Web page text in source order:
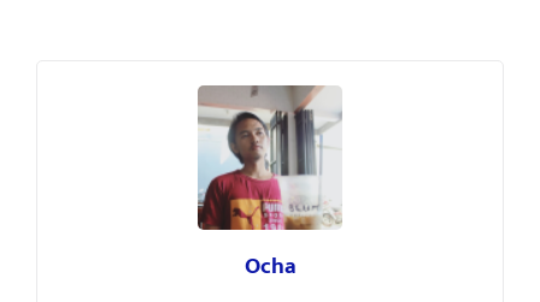
Ocha